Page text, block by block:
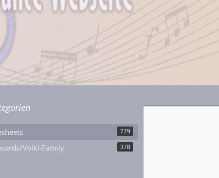
779
Völkl-Family 378